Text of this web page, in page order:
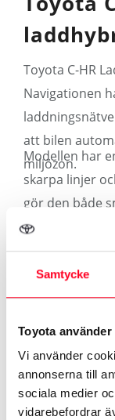
Samtycke
Toyota
Vi använder
annonserna till
sociala medier
vidarebefordrar
Toyota C-HR
Navigationen
att bilen
miljözon.
Modellen har
skarpa linjer
gör den både
effektiv.
Visa mer ›
Se
Kampanj på